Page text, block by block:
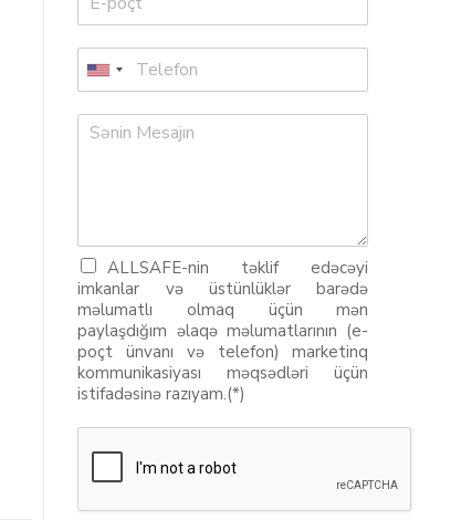
ALLSAFE-nin təklif edəcəyi
imkanlar və üstünlüklər barədə
məlumatlı olmaq üçün mən
paylaşdığım əlaqə məlumatlarının (e-
poçt ünvanı və telefon) marketinq
kommunikasiyası məqsədləri üçün
istifadəsinə razıyam.(*)